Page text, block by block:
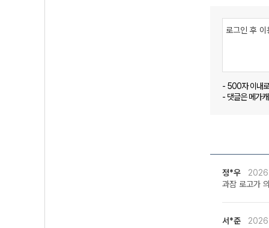
- 500자 이내
- 댓글은 메가
정*우
과잠 로고가
서*준